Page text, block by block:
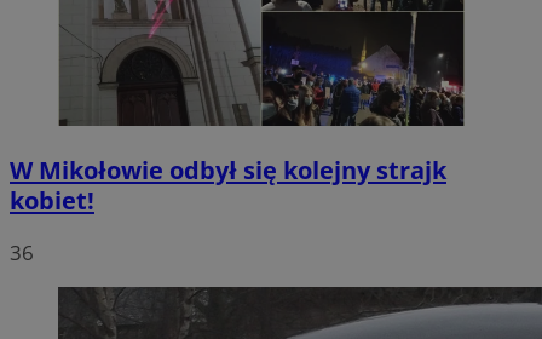
W Mikołowie odbył się kolejny strajk
kobiet!
36